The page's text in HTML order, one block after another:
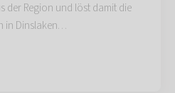
der Region und löst damit die
in Dinslaken…